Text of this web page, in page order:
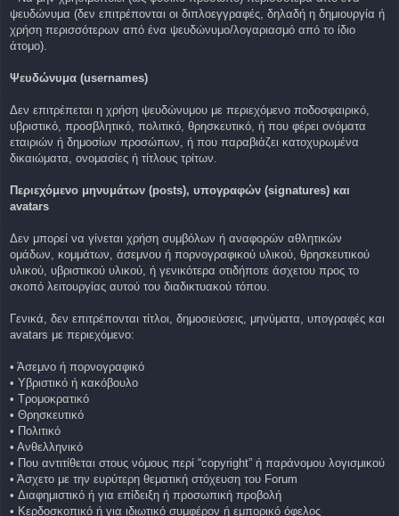
ψευδώνυμα (δεν επιτρέπονται οι διπλοεγγραφές, δηλαδή η δημιουργία ή
χρήση περισσότερων από ένα ψευδώνυμο/λογαριασμό από το ίδιο
άτομο).
Ψευδώνυμα (usernames)
Δεν επιτρέπεται η χρήση ψευδώνυμου με περιεχόμενο ποδοσφαιρικό,
υβριστικό, προσβλητικό, πολιτικό, θρησκευτικό, ή που φέρει ονόματα
εταιριών ή δημοσίων προσώπων, ή που παραβιάζει κατοχυρωμένα
δικαιώματα, ονομασίες ή τίτλους τρίτων.
Περιεχόμενο μηνυμάτων (posts), υπογραφών (signatures) και
avatars
Δεν μπορεί να γίνεται χρήση συμβόλων ή αναφορών αθλητικών
ομάδων, κομμάτων, άσεμνου ή πορνογραφικού υλικού, θρησκευτικού
υλικού, υβριστικού υλικού, ή γενικότερα οτιδήποτε άσχετου προς το
σκοπό λειτουργίας αυτού του διαδικτυακού τόπου.
Γενικά, δεν επιτρέπονται τίτλοι, δημοσιεύσεις, μηνύματα, υπογραφές και
avatars με περιεχόμενο:
• Άσεμνο ή πορνογραφικό
• Υβριστικό ή κακόβουλο
• Τρομοκρατικό
• Θρησκευτικό
• Πολιτικό
• Ανθελληνικό
• Που αντιτίθεται στους νόμους περί “copyright” ή παράνομου λογισμικού
• Άσχετο με την ευρύτερη θεματική στόχευση του Forum
• Διαφημιστικό ή για επίδειξη ή προσωπική προβολή
• Κερδοσκοπικό ή για ιδιωτικό συμφέρον ή εμπορικό όφελος